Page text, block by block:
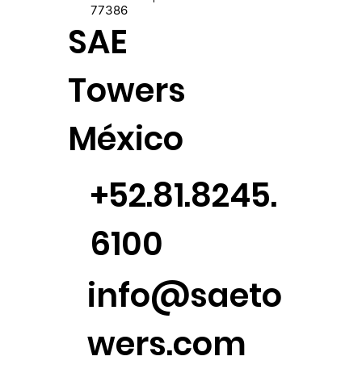
77386
+52.81.8245.
6100
info@saeto
wers.com
SAE
Towers
México